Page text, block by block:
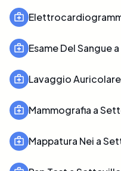
Esame Del Sangue
Lavaggio
Mammografia a
Mappatura Nei a